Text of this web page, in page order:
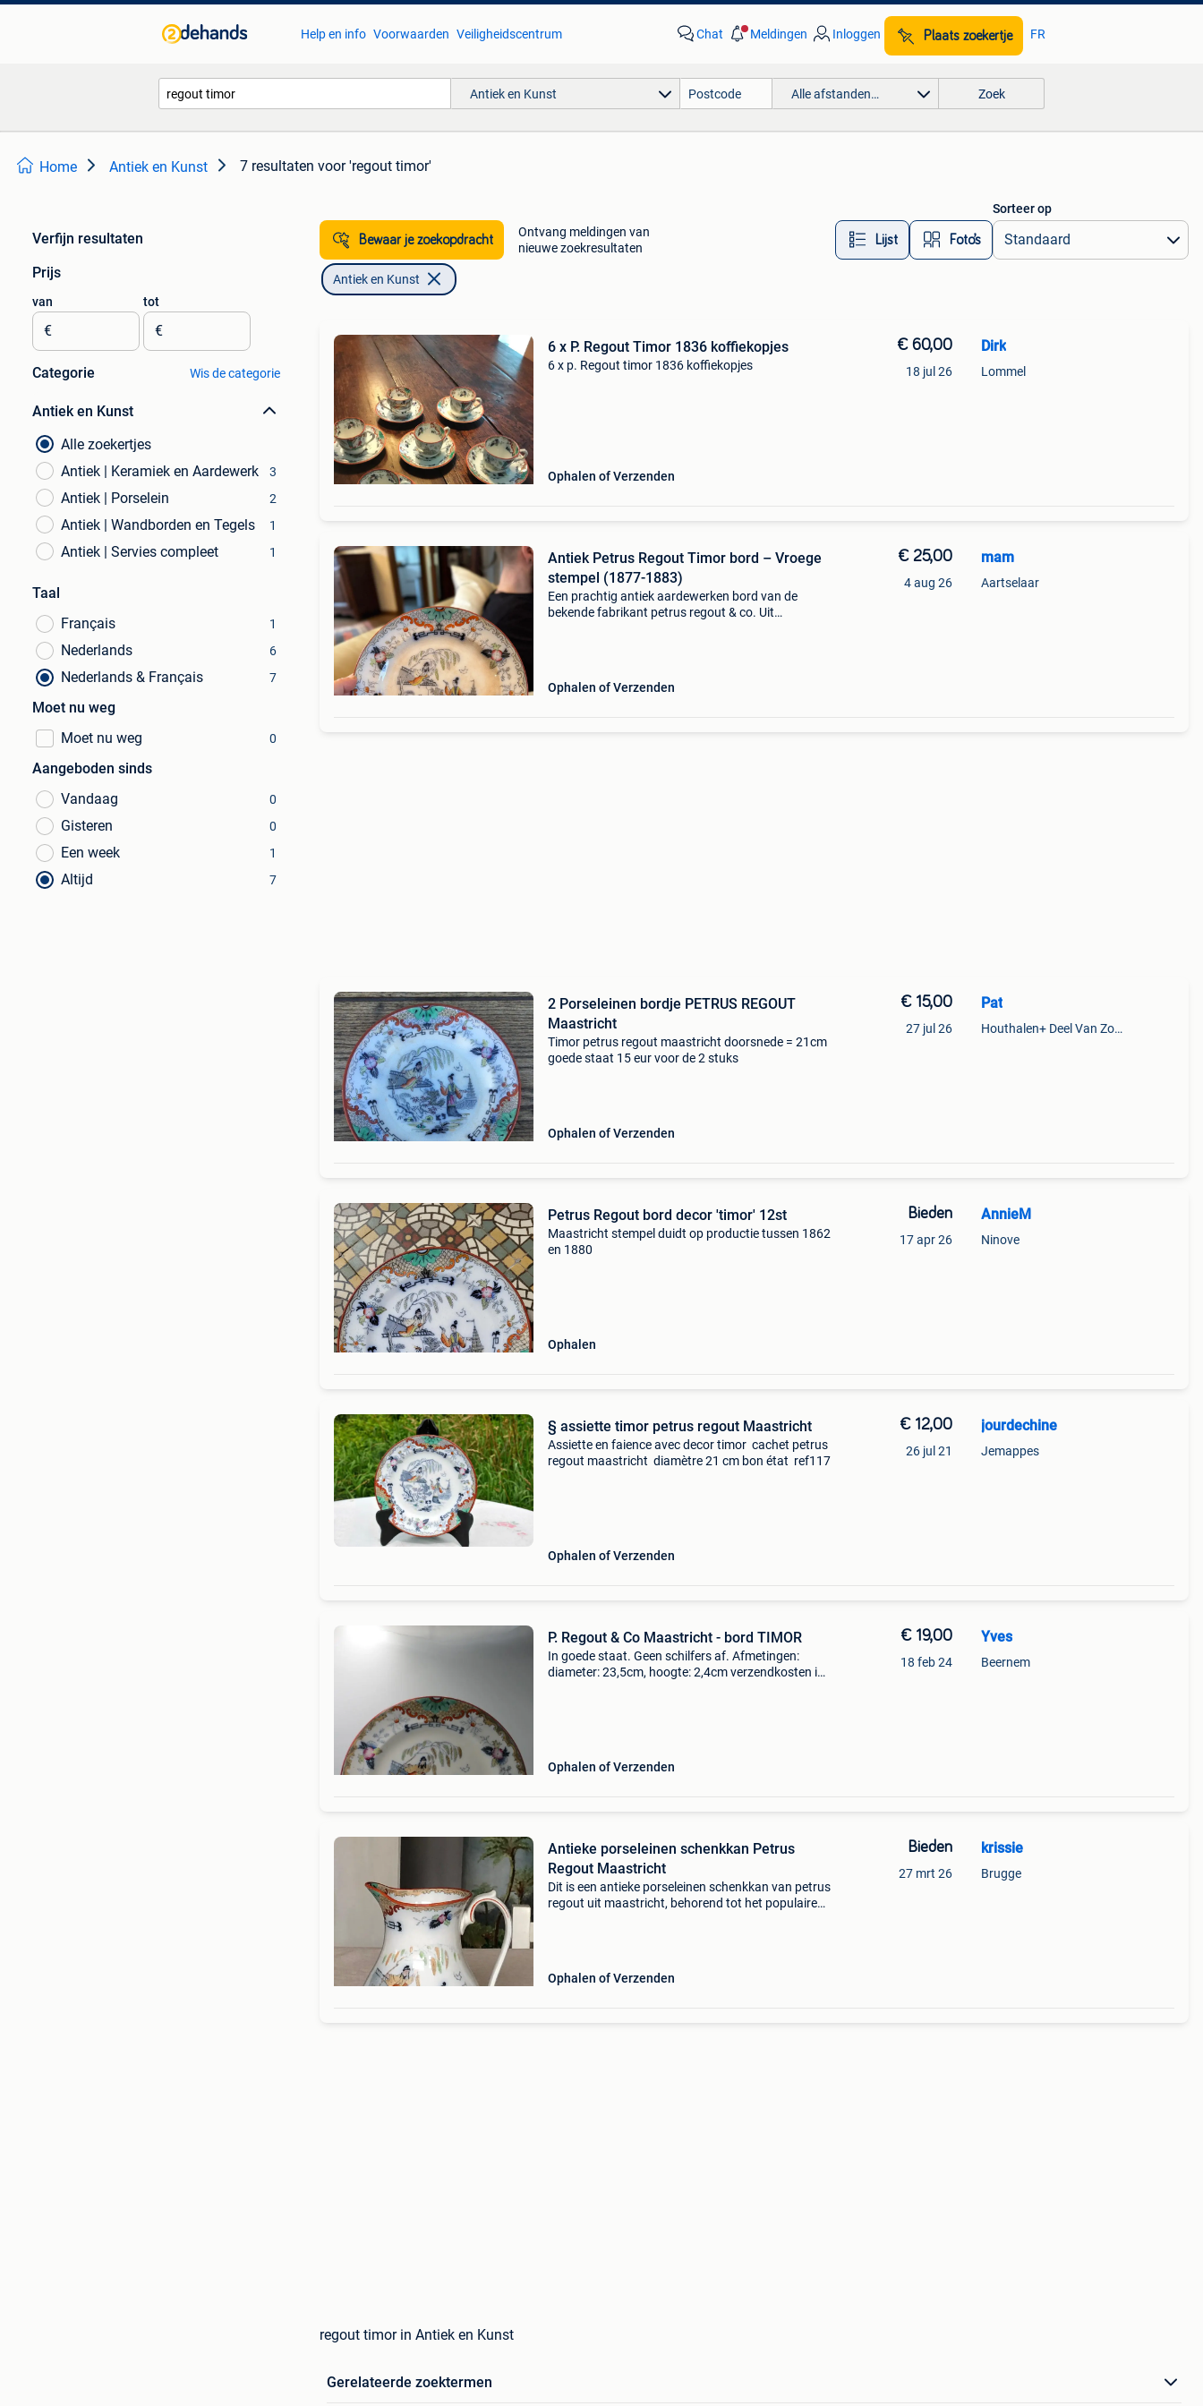
Help en info Voorwaarden Veiligheidscentrum Chat Meldingen Inloggen Plaats zoekertje FR
Antiek en Kunst Alle afstanden… Zoek
Home Antiek en Kunst 7 resultaten voor 'regout timor'
Verfijn resultaten
Prijs
van
€
tot
€
Categorie Wis de categorie
Antiek en Kunst
Alle zoekertjes
Antiek | Keramiek en Aardewerk
3
Antiek | Porselein 2
Antiek | Wandborden en Tegels 1
Antiek | Servies compleet 1
Taal
Français
1
Nederlands 6
Nederlands & Français 7
Moet nu weg
Moet nu weg
0
Aangeboden sinds
Vandaag
0
Gisteren 0
Een week 1
Altijd 7
Bewaar je zoekopdracht
Ontvang meldingen van
nieuwe zoekresultaten
Lijst Foto’s
Sorteer op
Antiek en Kunst
6 x P. Regout Timor 1836 koffiekopjes
6 x p. Regout timor 1836 koffiekopjes
Ophalen of Verzenden
€ 60,00
18 jul 26
Dirk
Lommel
Antiek Petrus Regout Timor bord – Vroege
stempel (1877-1883)
Een prachtig antiek aardewerken bord van de
bekende fabrikant petrus regout & co. Uit
Ophalen of Verzenden
€ 25,00
4 aug 26
mam
Aartselaar
2 Porseleinen bordje PETRUS REGOUT
Maastricht
Timor petrus regout maastricht doorsnede = 21cm
goede staat 15 eur voor de 2 stuks
Ophalen of Verzenden
€ 15,00
27 jul 26
Pat
Houthalen+ Deel Van Zonhoven En Zolder
Petrus Regout bord decor 'timor' 12st
Maastricht stempel duidt op productie tussen 1862
en 1880
Ophalen
Bieden
17 apr 26
AnnieM
Ninove
§ assiette timor petrus regout Maastricht
Assiette en faience avec decor timor cachet petrus
regout maastricht diamètre 21 cm bon état ref117
Ophalen of Verzenden
€ 12,00
26 jul 21
jourdechine
Jemappes
P. Regout & Co Maastricht - bord TIMOR
In goede staat. Geen schilfers af. Afmetingen:
diameter: 23,5cm, hoogte: 2,4cm verzendkosten in
Ophalen of Verzenden
€ 19,00
18 feb 24
Yves
Beernem
Antieke porseleinen schenkkan Petrus
Regout Maastricht
Dit is een antieke porseleinen schenkkan van petrus
regout uit maastricht, behorend tot het populaire
Ophalen of Verzenden
Bieden
27 mrt 26
krissie
Brugge
regout timor in Antiek en Kunst
Gerelateerde zoektermen